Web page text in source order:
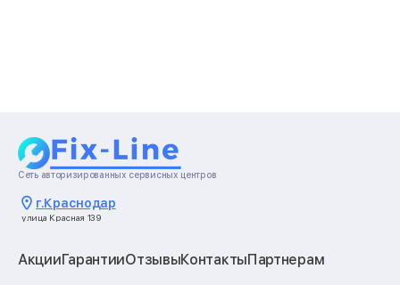
Сеть авторизированных сервисных центров
г.Краснодар
улица Красная 139
АкцииГарантииОтзывыКонтактыПартнерам